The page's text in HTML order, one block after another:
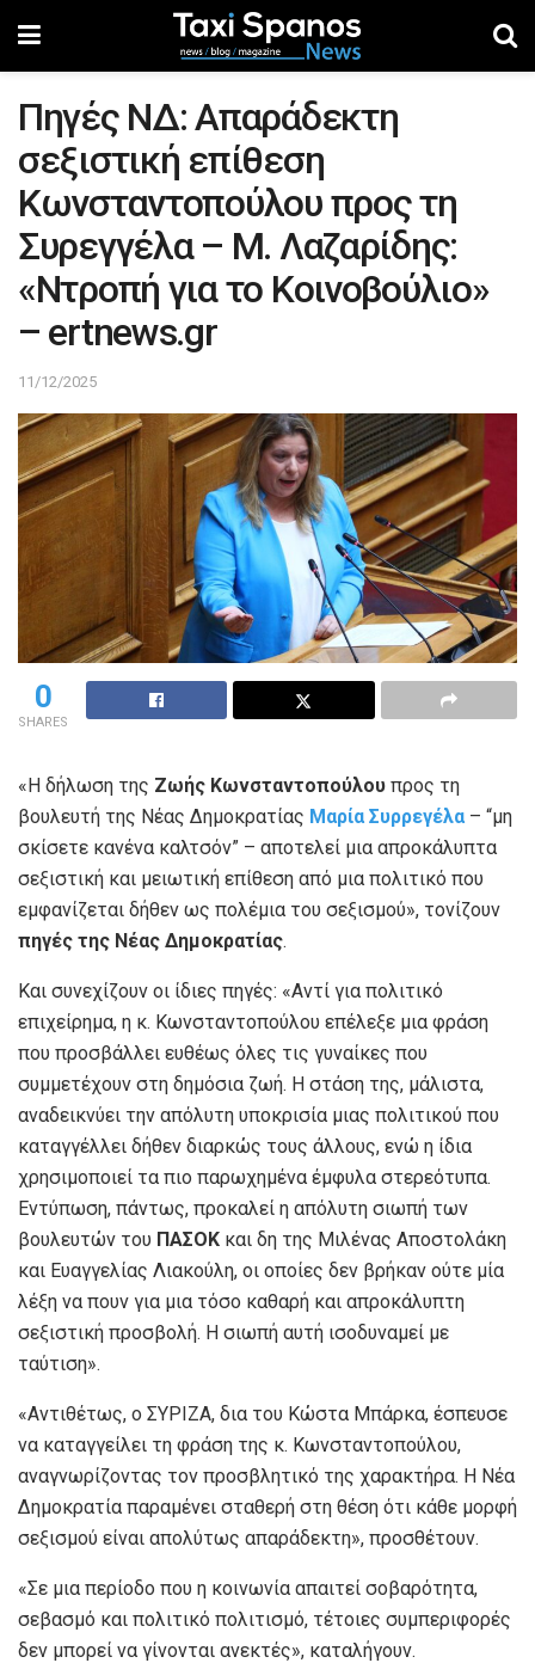
Πηγές ΝΔ: Απαράδεκτη
σεξιστική επίθεση
Κωνσταντοπούλου προς τη
Συρεγγέλα – Μ. Λαζαρίδης:
«Nτροπή για το Κοινοβούλιο»
– ertnews.gr
11/12/2025
0
SHARES
«Η δήλωση της Ζωής Κωνσταντοπούλου προς τη
βουλευτή της Νέας Δημοκρατίας Μαρία Συρρεγέλα – “μη
σκίσετε κανένα καλτσόν” – αποτελεί μια απροκάλυπτα
σεξιστική και μειωτική επίθεση από μια πολιτικό που
εμφανίζεται δήθεν ως πολέμια του σεξισμού», τονίζουν
πηγές της Νέας Δημοκρατίας.
Και συνεχίζουν οι ίδιες πηγές: «Αντί για πολιτικό
επιχείρημα, η κ. Κωνσταντοπούλου επέλεξε μια φράση
που προσβάλλει ευθέως όλες τις γυναίκες που
συμμετέχουν στη δημόσια ζωή. Η στάση της, μάλιστα,
αναδεικνύει την απόλυτη υποκρισία μιας πολιτικού που
καταγγέλλει δήθεν διαρκώς τους άλλους, ενώ η ίδια
χρησιμοποιεί τα πιο παρωχημένα έμφυλα στερεότυπα.
Εντύπωση, πάντως, προκαλεί η απόλυτη σιωπή των
βουλευτών του ΠΑΣΟΚ και δη της Μιλένας Αποστολάκη
και Ευαγγελίας Λιακούλη, οι οποίες δεν βρήκαν ούτε μία
λέξη να πουν για μια τόσο καθαρή και απροκάλυπτη
σεξιστική προσβολή. Η σιωπή αυτή ισοδυναμεί με
ταύτιση».
«Αντιθέτως, ο ΣΥΡΙΖΑ, δια του Κώστα Μπάρκα, έσπευσε
να καταγγείλει τη φράση της κ. Κωνσταντοπούλου,
αναγνωρίζοντας τον προσβλητικό της χαρακτήρα. Η Νέα
Δημοκρατία παραμένει σταθερή στη θέση ότι κάθε μορφή
σεξισμού είναι απολύτως απαράδεκτη», προσθέτουν.
«Σε μια περίοδο που η κοινωνία απαιτεί σοβαρότητα,
σεβασμό και πολιτικό πολιτισμό, τέτοιες συμπεριφορές
δεν μπορεί να γίνονται ανεκτές», καταλήγουν.